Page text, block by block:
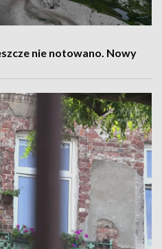
nie notowano. Nowy